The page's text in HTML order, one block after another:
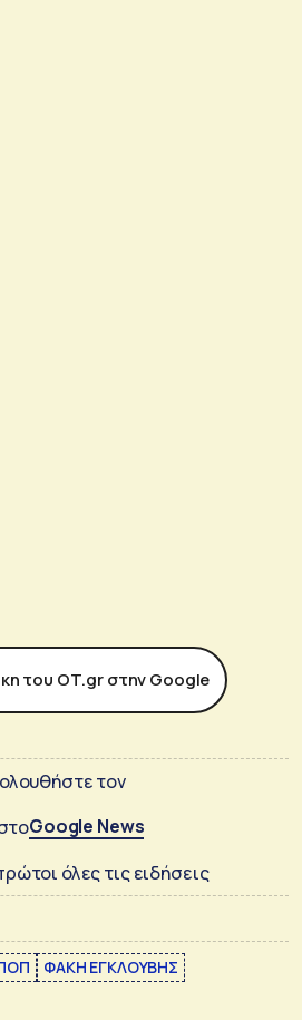
του ΟΤ.gr στην Google
τον
Google News
όλες τις ειδήσεις
ΦΑΚΗ ΕΓΚΛΟΥΒΗΣ